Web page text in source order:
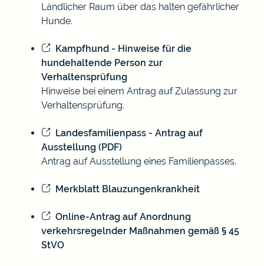
Ländlicher Raum über das halten gefährlicher
Hunde.
Kampfhund - Hinweise für die
hundehaltende Person zur
Verhaltensprüfung
Hinweise bei einem Antrag auf Zulassung zur
Verhaltensprüfung.
Landesfamilienpass - Antrag auf
Ausstellung (PDF)
Antrag auf Ausstellung eines Familienpasses.
Merkblatt Blauzungenkrankheit
Online-Antrag auf Anordnung
verkehrsregelnder Maßnahmen gemäß § 45
StVO